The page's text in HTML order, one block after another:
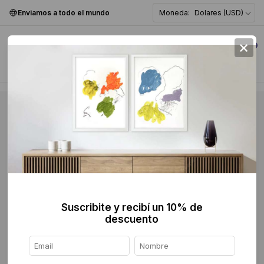
Enviamos a todo el mundo Moneda: Dolares (USD)
0
×
Suscribite y recibí un 10% de
descuento